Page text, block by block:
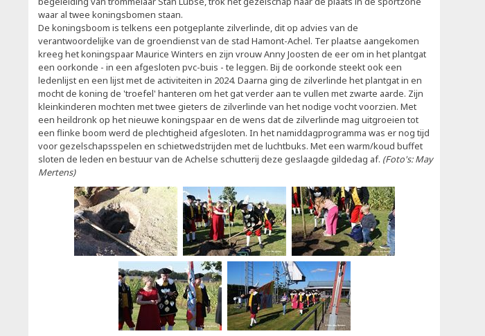
waar al twee koningsbomen staan.
De koningsboom is telkens een potgeplante zilverlinde, dit op advies van de
verantwoordelijke van de groendienst van de stad Hamont-Achel. Ter plaatse aangekomen
kreeg het koningspaar Maurice Winters en zijn vrouw Anny Joosten de eer om in het plantgat
een oorkonde - in een afgesloten pvc-buis - te leggen. Bij de oorkonde steekt ook een
ledenlijst en een lijst met de activiteiten in 2024. Daarna ging de zilverlinde het plantgat in en
mocht de koning de 'troefel' hanteren om het gat verder aan te vullen met zwarte aarde. Zijn
kleinkinderen mochten met twee gieters de zilverlinde van het nodige vocht voorzien. Met
een heildronk op het nieuwe koningspaar en de wens dat de zilverlinde mag uitgroeien tot
een flinke boom werd de plechtigheid afgesloten. In het namiddagprogramma was er nog tijd
voor gezelschapsspelen en schietwedstrijden met de luchtbuks. Met een warm/koud buffet
sloten de leden en bestuur van de Achelse schutterij deze geslaagde gildedag af. (Foto's: May
Mertens)